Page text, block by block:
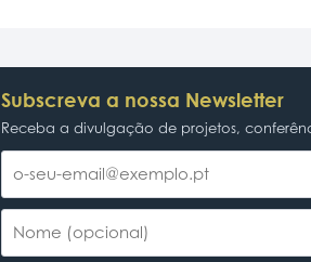
Subscreva a nossa Newsletter
Receba a divulgação de projetos,